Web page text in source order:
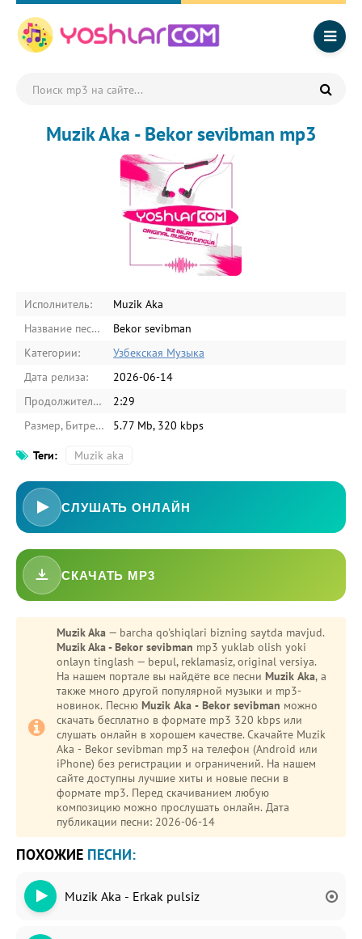
Muzik Aka - Bekor sevibman mp3
Исполнитель:
Muzik Aka
Название песни:
Bekor sevibman
Категории:
Узбекская Музыка
Дата релиза:
2026-06-14
Продолжительность:
2:29
Размер, Битрейт:
5.77 Mb, 320 kbps
Теги: Muzik aka
СЛУШАТЬ ОНЛАЙН
СКАЧАТЬ MP3
Muzik Aka — barcha qo'shiqlari bizning saytda mavjud.
Muzik Aka - Bekor sevibman mp3 yuklab olish yoki
onlayn tinglash — bepul, reklamasiz, original versiya.
На нашем портале вы найдёте все песни Muzik Aka, а
также много другой популярной музыки и mp3-
новинок. Песню Muzik Aka - Bekor sevibman можно
скачать бесплатно в формате mp3 320 kbps или
слушать онлайн в хорошем качестве. Скачайте Muzik
Aka - Bekor sevibman mp3 на телефон (Android или
iPhone) без регистрации и ограничений. На нашем
сайте доступны лучшие хиты и новые песни в
формате mp3. Перед скачиванием любую
композицию можно прослушать онлайн. Дата
публикации песни: 2026-06-14
ПОХОЖИЕ ПЕСНИ:
Muzik Aka - Erkak pulsiz